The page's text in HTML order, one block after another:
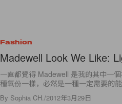
Fashion
Madewell Look We Like:
一直都覺得 Madewell 是我的其中一
種氧份一樣，必然是一種一定需要的
By Sophia CH./2012年3月29日